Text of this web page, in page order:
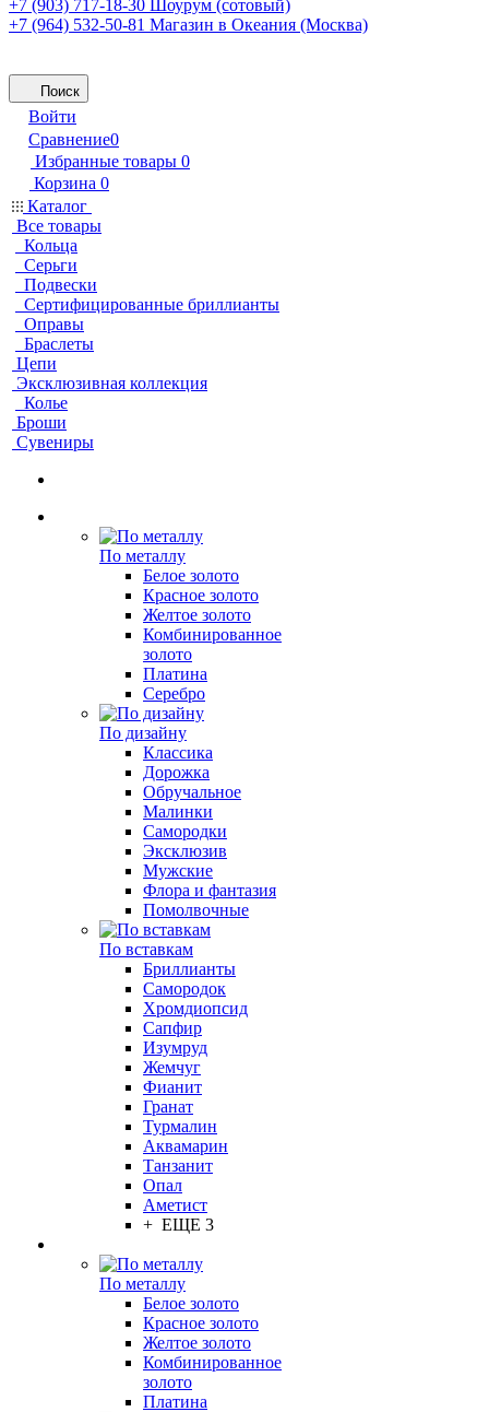
+7 (903) 717-18-30
Шоурум (сотовый)
+7 (964) 532-50-81 Магазин в Океания (Москва)
Поиск
Войти
Сравнение0
Избранные товары 0
Корзина 0
Каталог
Все товары
Кольца
Серьги
Подвески
Сертифицированные бриллианты
Оправы
Браслеты
Цепи
Эксклюзивная коллекция
Колье
Броши
Сувениры
По металлу
Белое золото
Красное золото
Желтое золото
Комбинированное
золото
Платина
Серебро
По дизайну
Классика
Дорожка
Обручальное
Малинки
Самородки
Эксклюзив
Мужские
Флора и фантазия
Помолвочные
По вставкам
Бриллианты
Самородок
Хромдиопсид
Сапфир
Изумруд
Жемчуг
Фианит
Гранат
Турмалин
Аквамарин
Танзанит
Опал
Аметист
+ ЕЩЕ 3
По металлу
Белое золото
Красное золото
Желтое золото
Комбинированное
золото
Платина